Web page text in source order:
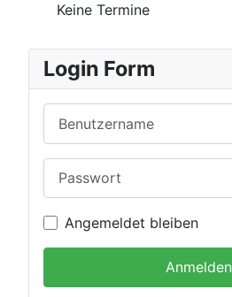
Keine Termine
Login Form
Angemeldet bleiben
Anmelden